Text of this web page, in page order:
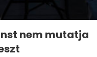
nem mutatja